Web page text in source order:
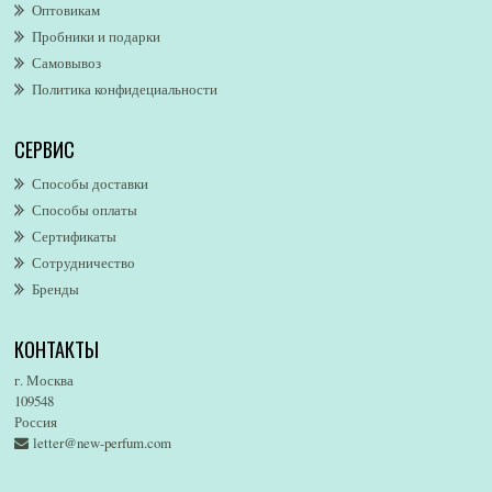
Alford & Hoff
Alfred Dunhill
Alfred Ritchy
Alfred Sung
AllSaints
Alsayad
Altaia
Alvarez Gomez
Alviero Martini
Alyson Oldoini
American Eagle
Amore Segreto
Amorino
Amouage
Оптовикам
Пробники и подарки
Самовывоз
Политика конфидециальности
СЕРВИС
Способы доставки
Способы оплаты
Сертификаты
Сотрудничество
Бренды
КОНТАКТЫ
г. Москва
109548
Россия
letter@new-perfum.com